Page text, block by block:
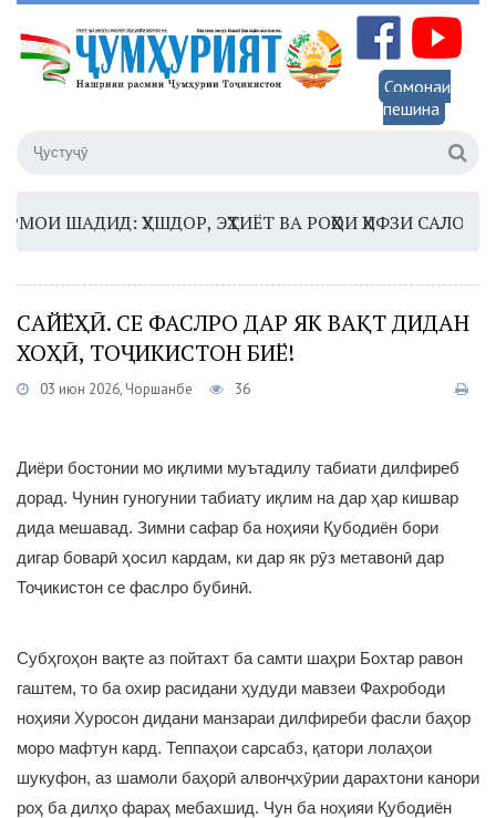
Сомонаи
пешина
ШАДИД: ҲУШДОР, ЭҲТИЁТ ВА РОҲҲОИ ҲИФЗИ САЛОМАТӢ
САЙЁҲӢ. СЕ ФАСЛРО ДАР ЯК ВАҚТ ДИДАН
ХОҲӢ, ТОҶИКИСТОН БИЁ!
03 июн 2026, Чоршанбе 36
Диёри бостонии мо иқлими муътадилу табиати дилфиреб
дорад. Чунин гуногунии табиату иқлим на дар ҳар кишвар
дида мешавад. Зимни сафар ба ноҳияи Қубодиён бори
дигар боварӣ ҳосил кардам, ки дар як рӯз метавонӣ дар
Тоҷикистон се фаслро бубинӣ.
Субҳгоҳон вақте аз пойтахт ба самти шаҳри Бохтар равон
гаштем, то ба охир расидани ҳудуди мавзеи Фахрободи
ноҳияи Хуросон дидани манзараи дилфиреби фасли баҳор
моро мафтун кард. Теппаҳои сарсабз, қатори лолаҳои
шукуфон, аз шамоли баҳорӣ алвонҷхӯрии дарахтони канори
роҳ ба дилҳо фараҳ мебахшид. Чун ба ноҳияи Қубодиён